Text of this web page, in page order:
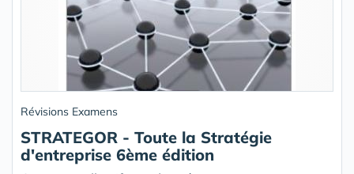
Révisions Examens
STRATEGOR - Toute la Stratégie
d'entreprise 6ème édition